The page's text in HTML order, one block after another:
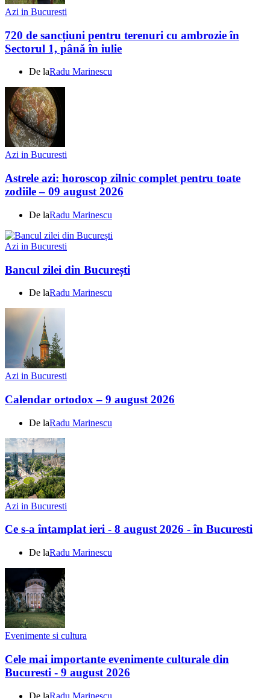
Azi in Bucuresti
720 de sancțiuni pentru terenuri cu ambrozie în
Sectorul 1, până în iulie
De laRadu Marinescu
Azi in Bucuresti
Astrele azi: horoscop zilnic complet pentru toate
zodiile – 09 august 2026
De laRadu Marinescu
Azi in Bucuresti
Bancul zilei din București
De laRadu Marinescu
Azi in Bucuresti
Calendar ortodox – 9 august 2026
De laRadu Marinescu
Azi in Bucuresti
Ce s-a întamplat ieri - 8 august 2026 - în Bucuresti
De laRadu Marinescu
Evenimente si cultura
Cele mai importante evenimente culturale din
Bucuresti - 9 august 2026
De laRadu Marinescu